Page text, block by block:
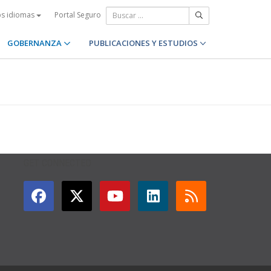
idiomas Portal Seguro
GOBERNANZA PUBLICACIONES Y ESTUDIOS